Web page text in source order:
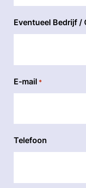
velden
aan
Eventueel Bedrijf /
E-mail *
Telefoon